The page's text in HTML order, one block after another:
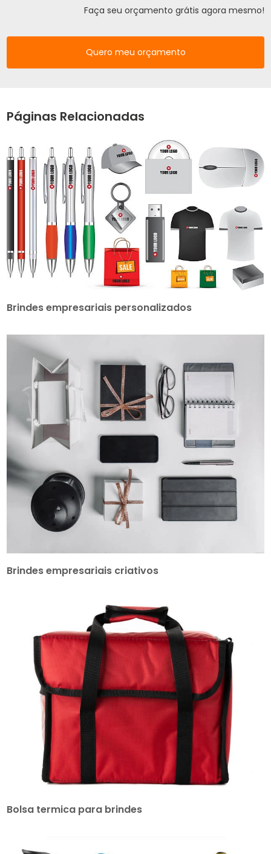
Faça seu orçamento grátis agora mesmo!
Quero meu orçamento
Páginas Relacionadas
Brindes empresariais personalizados
Brindes empresariais criativos
Bolsa termica para brindes